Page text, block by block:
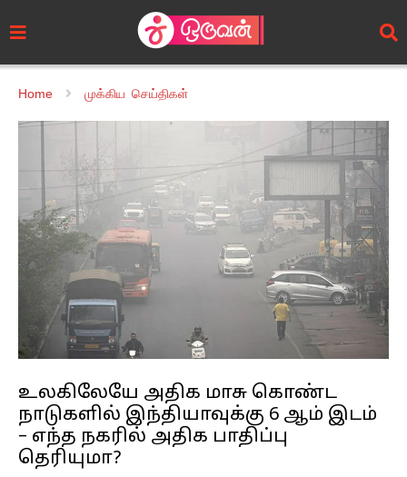
Home முக்கிய செய்திகள்
உலகிலேயே அதிக மாசு கொண்ட
நாடுகளில் இந்தியாவுக்கு 6 ஆம் இடம்
– எந்த நகரில் அதிக பாதிப்பு
தெரியுமா?